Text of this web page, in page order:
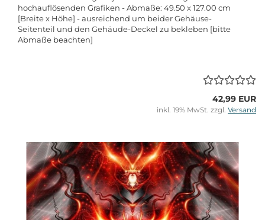
hochauflösenden Grafiken - Abmaße: 49.50 x 127.00 cm
[Breite x Höhe] - ausreichend um beider Gehäuse-
Seitenteil und den Gehäude-Deckel zu bekleben [bitte
Abmaße beachten]
42,99 EUR
inkl. 19% MwSt. zzgl. Versand